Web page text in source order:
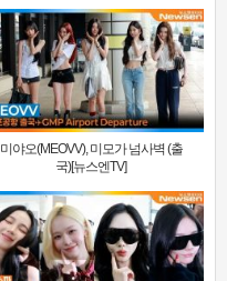
미야오(MEOVV), 미모가 넘사벽 (출
국)[뉴스엔TV]